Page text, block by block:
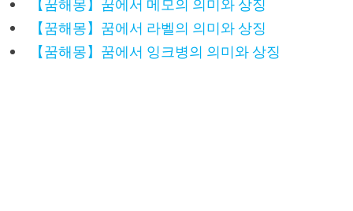
【꿈해몽】꿈에서 메모의 의미와 상징
【꿈해몽】꿈에서 라벨의 의미와 상징
【꿈해몽】꿈에서 잉크병의 의미와 상징